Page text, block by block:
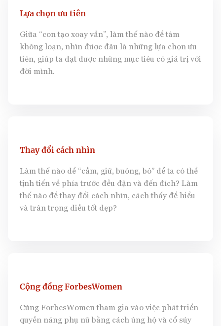
Lựa chọn ưu tiên
Giữa “con tạo xoay vần”, làm thế nào để tâm
không loạn, nhìn được đâu là những lựa chọn ưu
tiên, giúp ta đạt được những mục tiêu có giá trị với
đời mình.
Thay đổi cách nhìn
Làm thế nào để “cầm, giữ, buông, bỏ” để ta có thể
tịnh tiến về phía trước đều đặn và đến đích? Làm
thế nào để thay đổi cách nhìn, cách thấy để hiểu
và trân trọng điều tốt đẹp?
Cộng đồng ForbesWomen
Cùng ForbesWomen tham gia vào việc phát triển
quyền năng phụ nữ bằng cách ủng hộ và cổ súy